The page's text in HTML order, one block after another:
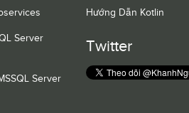
Server
Server
Hướng Dẫn Kotlin
Twitter